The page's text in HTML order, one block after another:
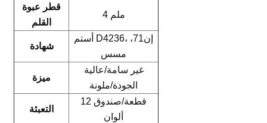
قطر عبوة
القلم
4 ملم
شهادة
أستم D4236، إن71،
مسس
ميزة
غير سامة/عالية
الجودة/ملونة
التعبئة
12 قطعة/صندوق
ألوان